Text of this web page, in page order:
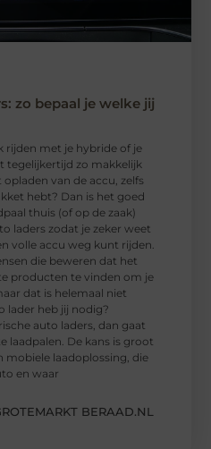
zo bepaal je welke jij
rijden met je hybride of je
tegelijkertijd zo makkelijk
van de accu, zelfs
hebt? Dan is het goed
thuis (of op de zaak)
laders zodat je zeker weet
volle accu weg kunt rijden.
die beweren dat het
producten te vinden om je
dat is helemaal niet
lader heb jij nodig?
auto laders, dan gaat
laadpalen. De kans is groot
mobiele laadoplossing, die
en waar
BERAAD.NL